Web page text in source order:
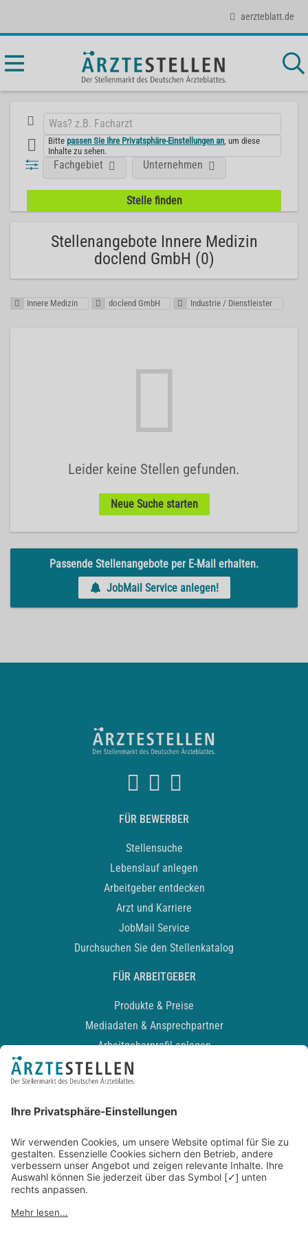
aerzteblatt.de
Bittepassen Sie Ihre Privatsphäre-Einstellungen an , um diese
Inhalte zu sehen.
Fachgebiet Unternehmen
Stellenangebote Innere Medizin
doclend GmbH (0)
Innere Medizin doclend GmbH Industrie / Dienstleister
Leider keine Stellen gefunden.
Neue Suche starten
Passende Stellenangebote per E-Mail erhalten.
JobMail Service anlegen!
FÜR BEWERBER
Stellensuche
Lebenslauf anlegen
Arbeitgeber entdecken
Arzt und Karriere
JobMail Service
Durchsuchen Sie den Stellenkatalog
FÜR ARBEITGEBER
Produkte & Preise
Mediadaten & Ansprechpartner
Arbeitgeberprofil anlegen
Recruiting-Podcast
Kontakt
Datenschutz
Newsletter